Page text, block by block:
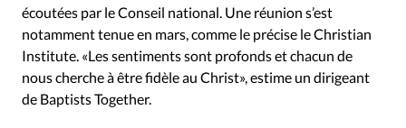
écoutées par le Conseil national. Une réunion s’est
notamment tenue en mars, comme le précise le Christian
Institute. «Les sentiments sont profonds et chacun de
nous cherche à être fidèle au Christ», estime un dirigeant
de Baptists Together.